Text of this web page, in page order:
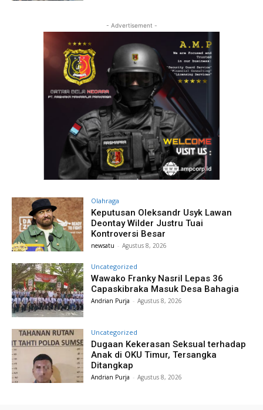
- Advertisement -
Olahraga
Keputusan Oleksandr Usyk Lawan
Deontay Wilder Justru Tuai
Kontroversi Besar
newsatu - Agustus 8, 2026
Uncategorized
Wawako Franky Nasril Lepas 36
Capaskibraka Masuk Desa Bahagia
Andrian Purja - Agustus 8, 2026
Uncategorized
Dugaan Kekerasan Seksual terhadap
Anak di OKU Timur, Tersangka
Ditangkap
Andrian Purja - Agustus 8, 2026